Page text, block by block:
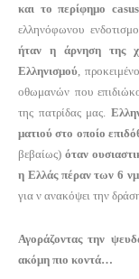
και το περίφημοcasus
ελληνόφωνου
ήταν η άρνηση της
Ελληνισμού,
οθωμανών που
της πατρίδας μας.
ματιού στο οποίο
βεβαίως) όταν
η Ελλάς πέραν των 6 νμ
για ν ανακόψει την
Αγοράζοντας την
ακόμη πιο κοντά…